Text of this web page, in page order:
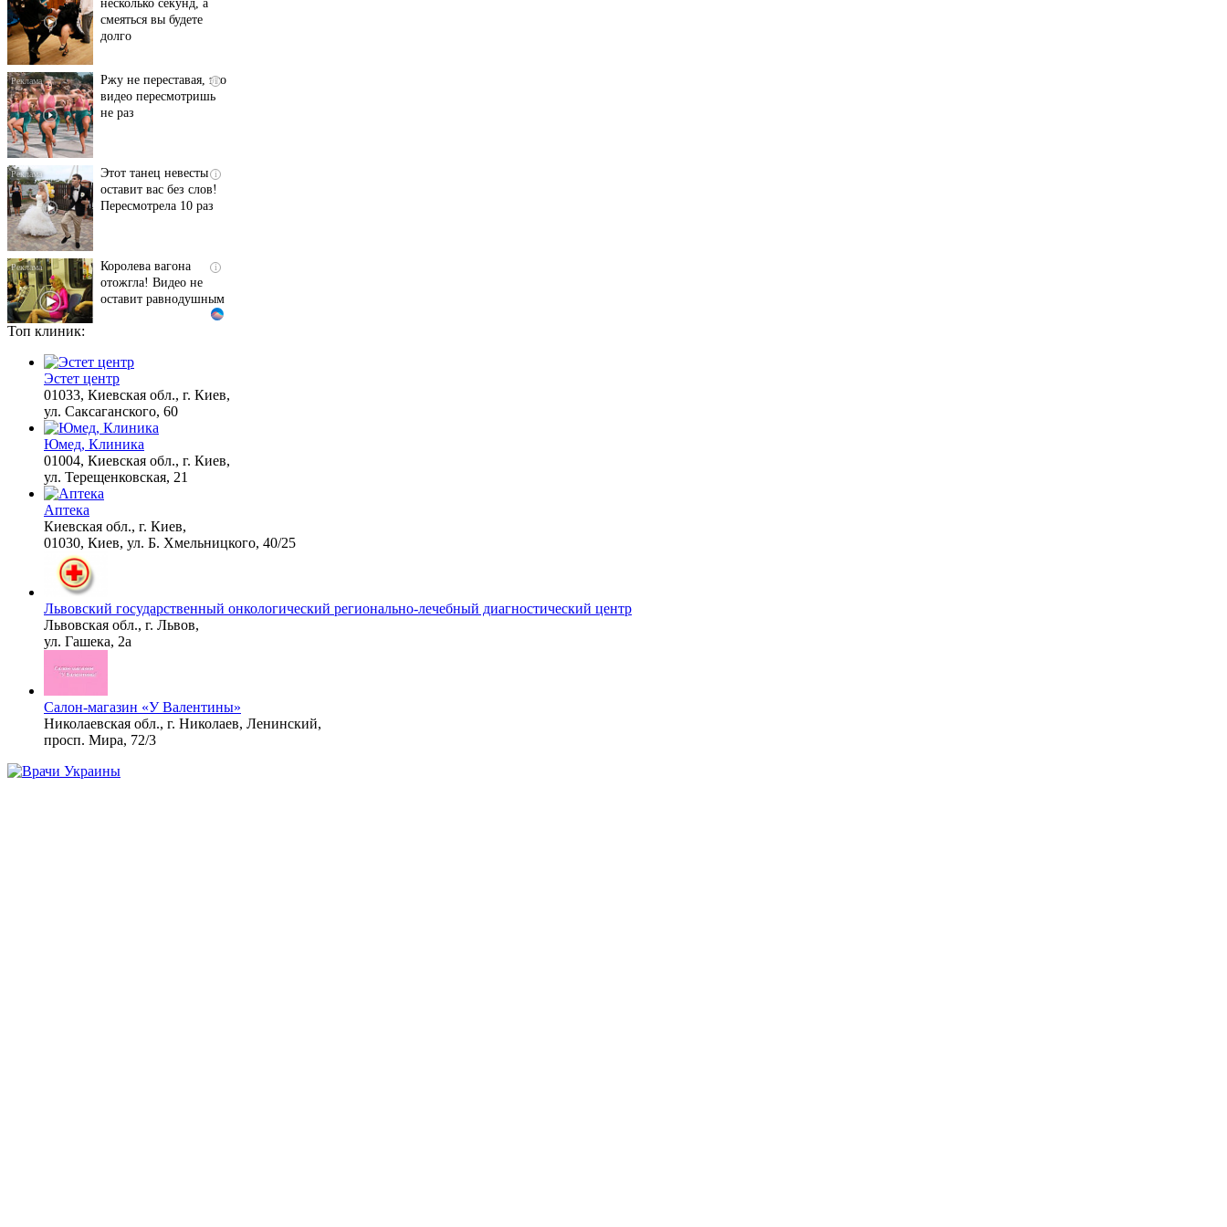
долго
видео пересмотришь
не раз
оставит вас без слов!
Пересмотрела 10 раз
отожгла! Видео не
оставит равнодушным
шоке от увиденного
Взломали Telegram
Собчак - вот что
нашлось в переписках
Ролик из Омска: вы
будете смеяться долго
i
Что стало причиной
громкого взрыва в
Москве 7 августа
i
"Потеряли стыд в
погоне за "Диором":
Поплавская вмазала
Топ клиник:
Эстет центр
01033, Киевская обл., г. Киев,
ул. Саксаганского, 60
Юмед, Клиника
01004, Киевская обл., г. Киев,
ул. Терещенковская, 21
Аптека
Киевская обл., г. Киев,
01030, Киев, ул. Б. Хмельницкого, 40/25
Львовский государственный онкологический регионально-лечебный диагностический центр
Львовская обл., г. Львов,
ул. Гашека, 2а
Салон-магазин «У Валентины»
Николаевская обл., г. Николаев, Ленинский,
просп. Мира, 72/3